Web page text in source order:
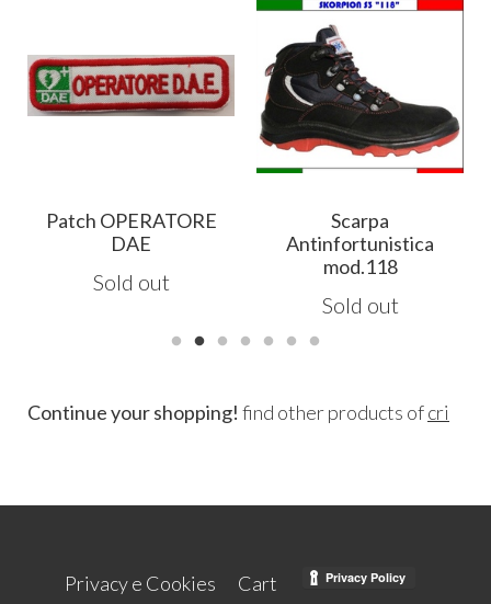
Patch OPERATORE
DAE
Sold out
Scarpa
Antinfortunistica
mod.118
Sold out
Continue your shopping! find other products ofcri
Privacy e Cookies Cart